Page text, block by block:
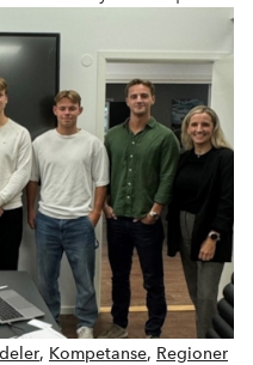
er at sykefraværet og
ytelser i Norge er høyt,
Særlig har det lange
, Kompetanse, Regioner